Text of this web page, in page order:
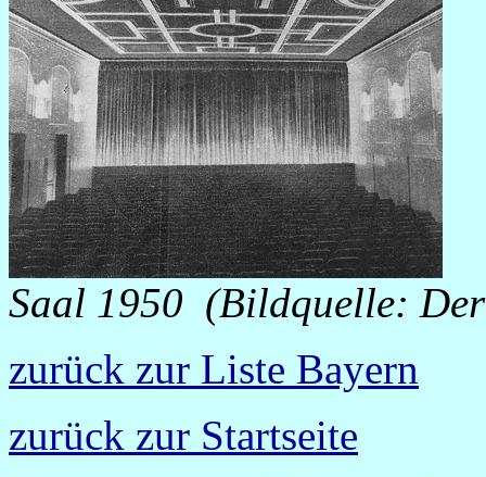
Saal 1950 (Bildquelle:
zurück zur Liste Bayern
zurück zur Startseite